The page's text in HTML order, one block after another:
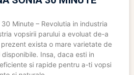
Minute – Revolutia in industria
vopsirii parului a evoluat de-a
exista o mare varietate de
Insa, daca esti in
si rapide pentru a-ti vopsi